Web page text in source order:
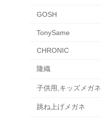
GOSH
TonySame
CHRONIC
隆織
子供用,キッズメガネ
跳ね上げメガネ